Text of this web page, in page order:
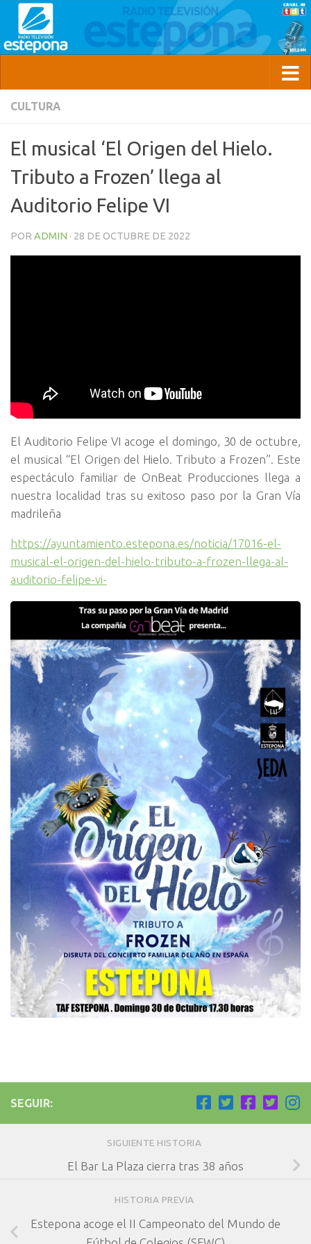
CULTURA
El musical ‘El Origen del Hielo.
Tributo a Frozen’ llega al
Auditorio Felipe VI
POR ADMIN · 28 DE OCTUBRE DE 2022
El Auditorio Felipe VI acoge el domingo, 30 de octubre,
el musical “El Origen del Hielo. Tributo a Frozen”. Este
espectáculo familiar de OnBeat Producciones llega a
nuestra localidad tras su exitoso paso por la Gran Vía
madrileña
https://ayuntamiento.estepona.es/noticia/17016-el-
musical-el-origen-del-hielo-tributo-a-frozen-llega-al-
auditorio-felipe-vi-
SEGUIR:
SIGUIENTE HISTORIA
El Bar La Plaza cierra tras 38 años
HISTORIA PREVIA
Estepona acoge el II Campeonato del Mundo de